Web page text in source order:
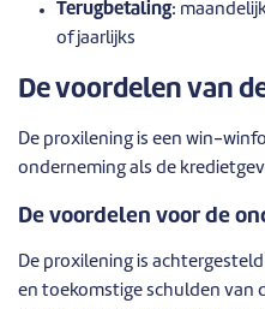
Terugbetaling:
of jaarlijks
De voordelen van
De proxilening is een win-
onderneming als de
De voordelen voor de
De proxilening is
en toekomstige schulden van